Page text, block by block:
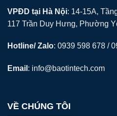
VPĐD tại Hà Nội: 14-15A,
117 Trần Duy Hưng, Phường
Hotline/ Zalo: 0939 598 678 /
Email : info@baotintech.com
VỀ CHÚNG TÔI